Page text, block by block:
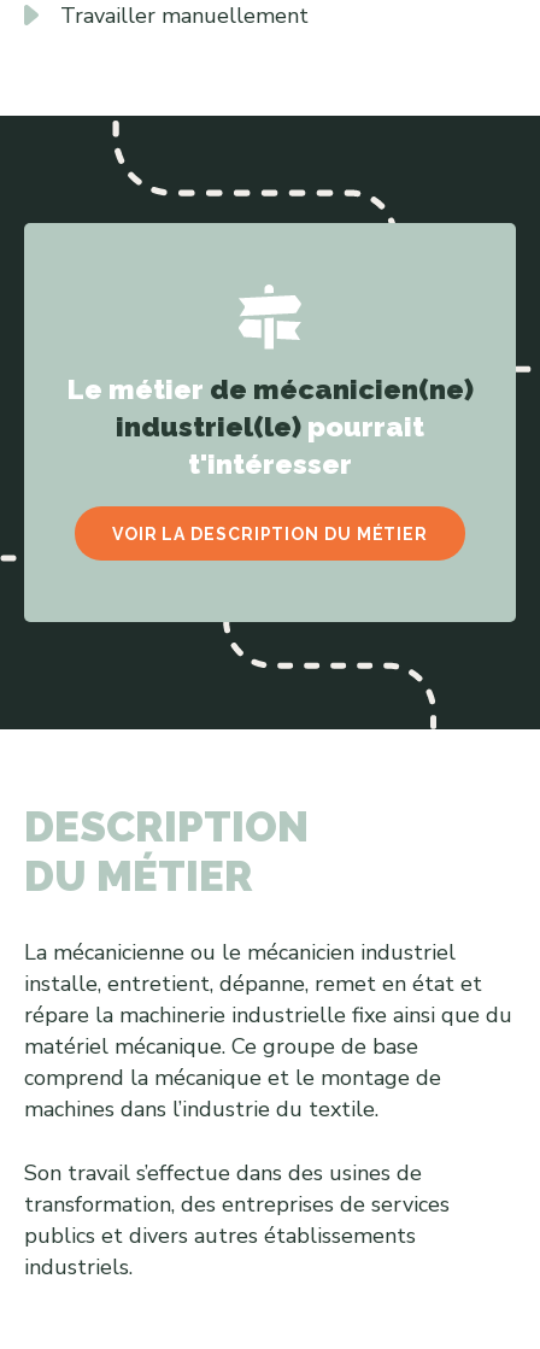
Travailler manuellement
Le métier de mécanicien(ne)
industriel(le) pourrait
t'intéresser
VOIR LA DESCRIPTION DU MÉTIER
DESCRIPTION
DU MÉTIER
La mécanicienne ou le mécanicien industriel
installe, entretient, dépanne, remet en état et
répare la machinerie industrielle fixe ainsi que du
matériel mécanique. Ce groupe de base
comprend la mécanique et le montage de
machines dans l’industrie du textile.
Son travail s’effectue dans des usines de
transformation, des entreprises de services
publics et divers autres établissements
industriels.